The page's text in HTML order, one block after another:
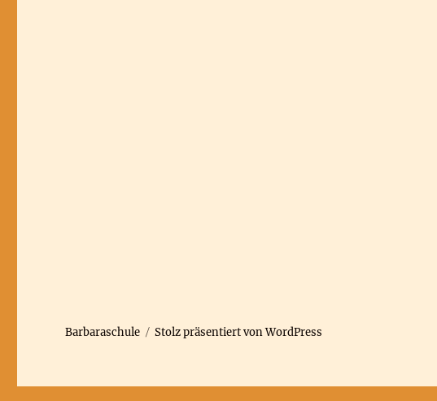
Barbaraschule Stolz präsentiert von WordPress